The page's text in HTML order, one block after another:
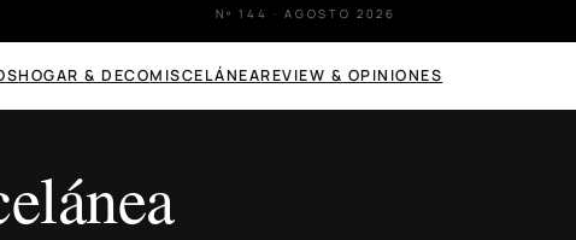
Nº 144 · AGOSTO 2026
HOGAR & DECOMISCELÁNEAREVIEW & OPINIONES